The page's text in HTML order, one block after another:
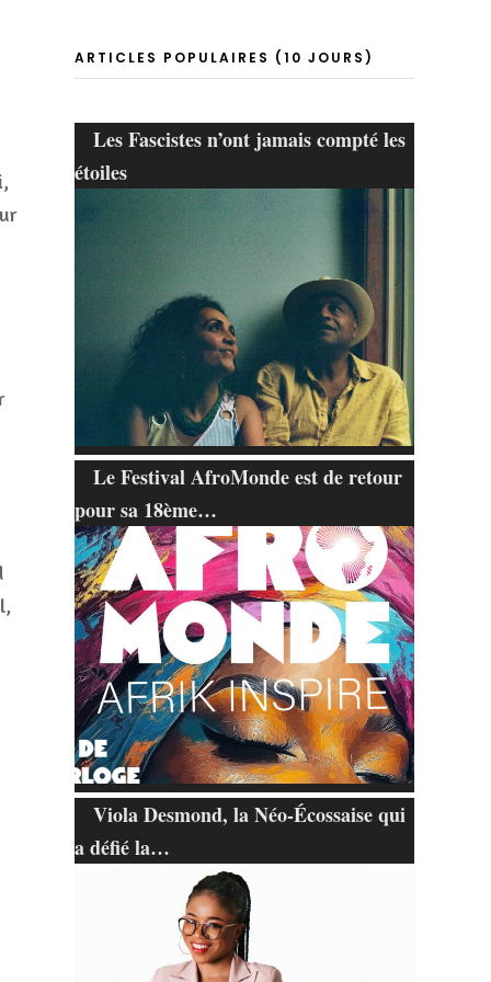
ARTICLES POPULAIRES (10 JOURS)
Les Fascistes n’ont jamais compté les
étoiles
Le Festival AfroMonde est de retour
pour sa 18ème…
Viola Desmond, la Néo-Écossaise qui
a défié la…